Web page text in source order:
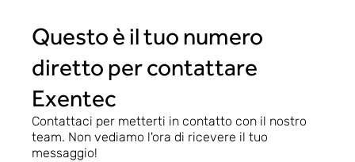
Questo è il tuo numero
diretto per contattare
Exentec
Contattaci per metterti in contatto con il nostro
team. Non vediamo l'ora di ricevere il tuo
messaggio!